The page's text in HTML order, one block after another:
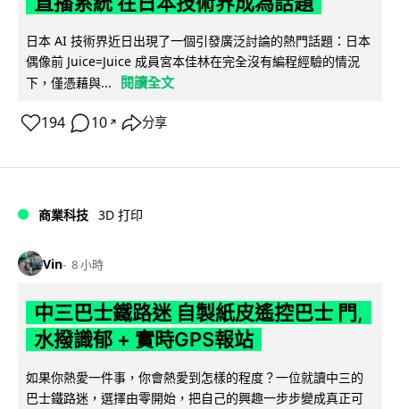
日本 AI 技術界近日出現了一個引發廣泛討論的熱門話題：日本
偶像前 Juice=Juice 成員宮本佳林在完全沒有編程經驗的情況
下，僅憑藉與...
閱讀全文
194 10 ↗ 分享
商業科技 3D 打印
Vin 8 小時
中三巴士鐵路迷 自製紙皮遙控巴士 門,
水撥識郁 + 實時GPS報站
如果你熱愛一件事，你會熱愛到怎樣的程度？一位就讀中三的
巴士鐵路迷，選擇由零開始，把自己的興趣一步步變成真正可